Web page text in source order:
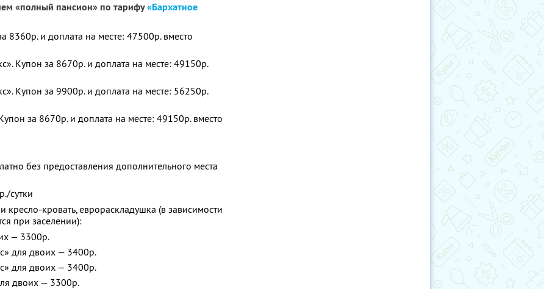
«полный пансион» по тарифу«Бархатное
8360р. и доплата на месте: 47500р. вместо
Купон за 8670р. и доплата на месте: 49150р.
Купон за 9900р. и доплата на месте: 56250р.
за 8670р. и доплата на месте: 49150р. вместо
без предоставления дополнительного места
сутки
кресло-кровать, еврораскладушка (в зависимости
при заселении):
— 3300р.
для двоих — 3400р.
для двоих — 3400р.
двоих — 3300р.